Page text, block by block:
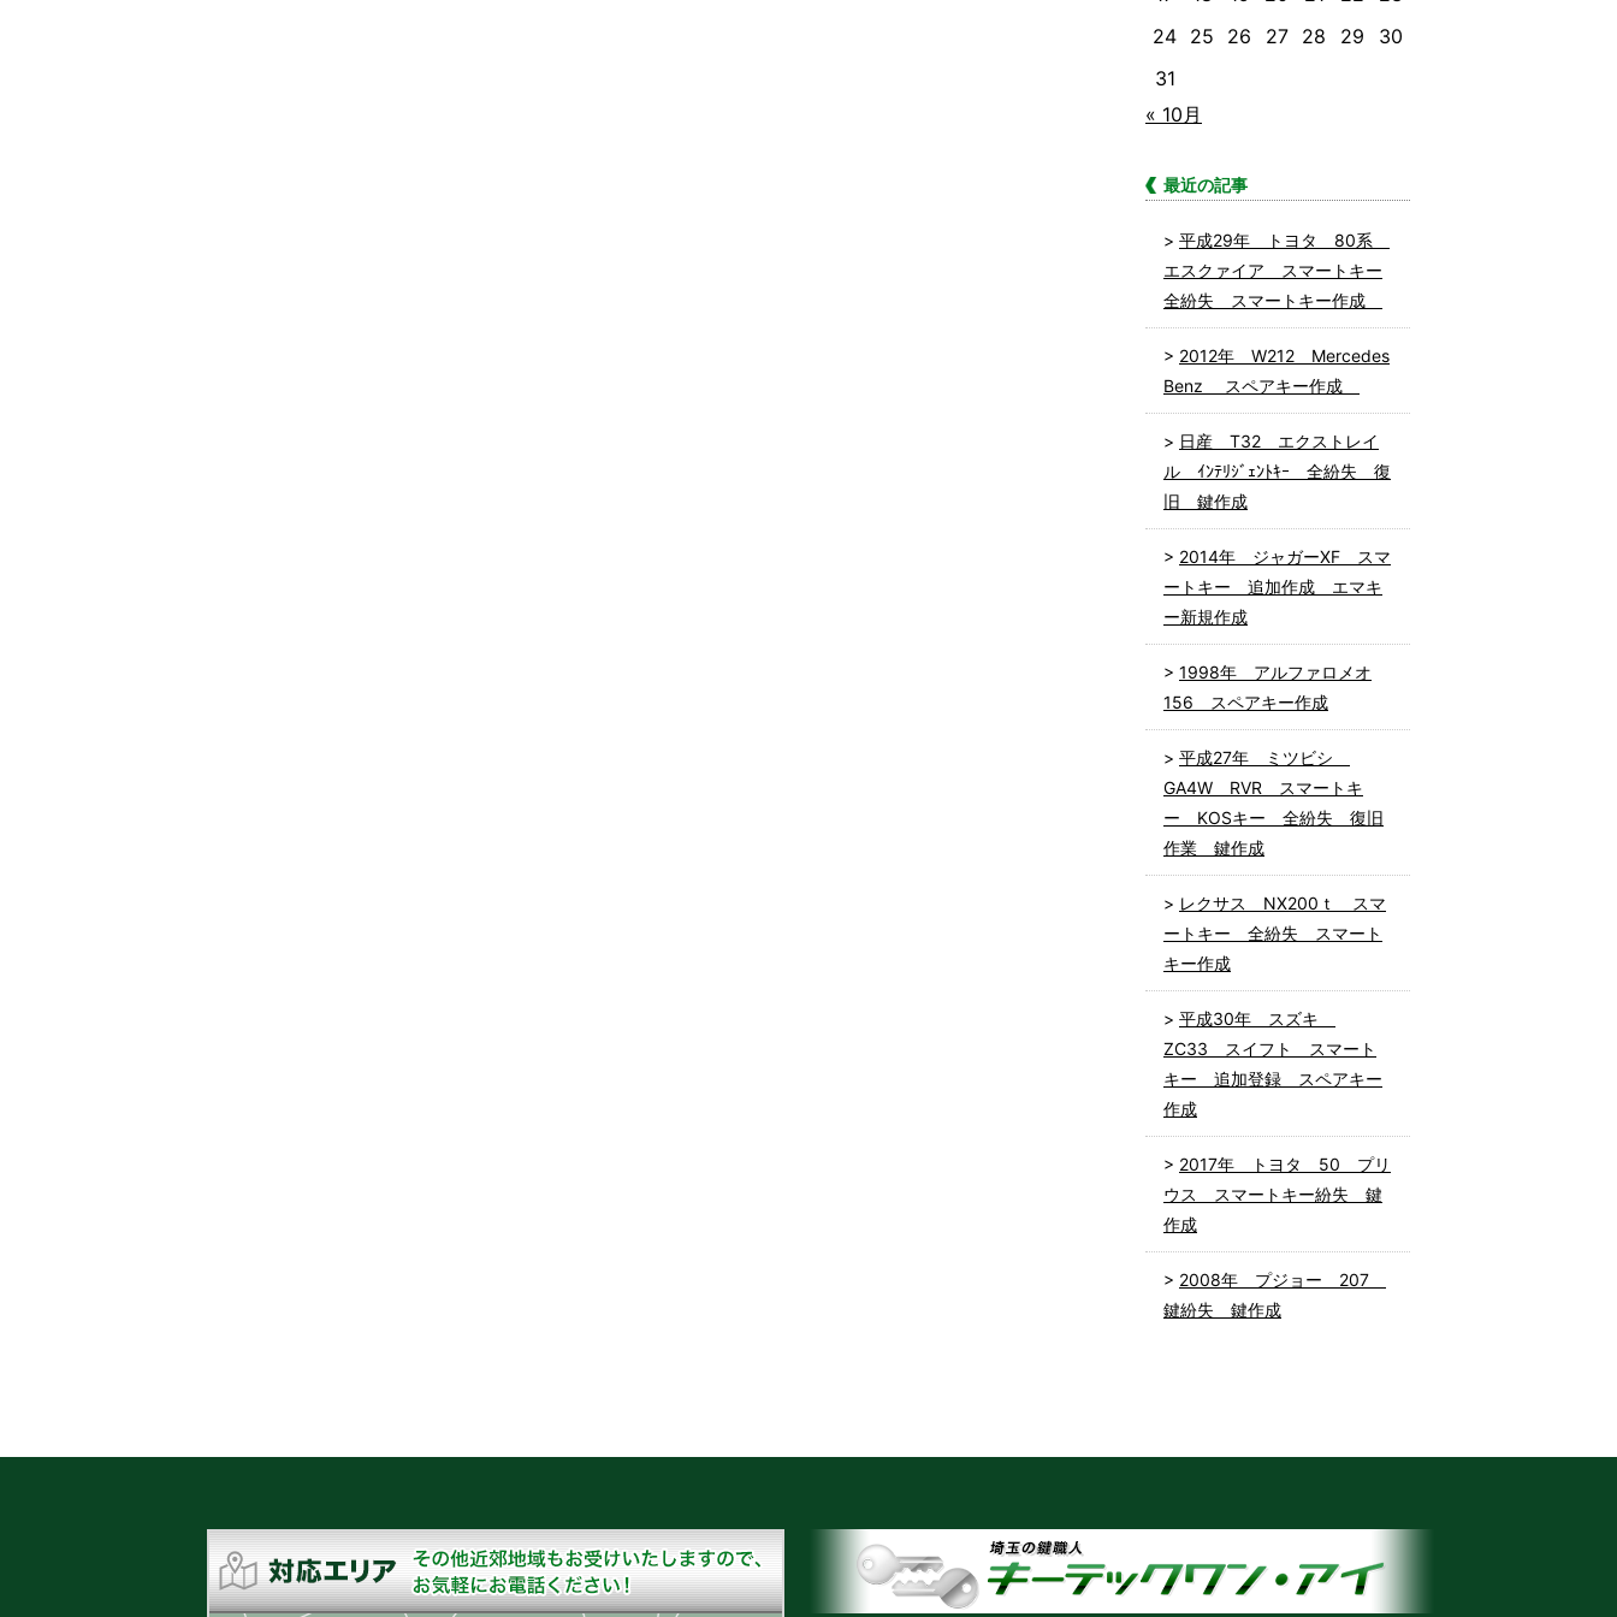
24 25 26 27 28 29
30
31
« 10月
最近の記事
平成29年 トヨタ 80系
エスクァイア スマートキー
全紛失 スマートキー作成
2012年 W212 Mercedes
Benz スペアキー作成
日産 T32 エクストレイ
ル ｲﾝﾃﾘｼﾞｪﾝﾄｷｰ 全紛失 復
旧 鍵作成
2014年 ジャガーXF スマ
ートキー 追加作成 エマキ
ー新規作成
1998年 アルファロメオ
156 スペアキー作成
平成27年 ミツビシ
GA4W RVR スマートキ
ー KOSキー 全紛失 復旧
作業 鍵作成
レクサス NX200ｔ スマ
ートキー 全紛失 スマート
キー作成
平成30年 スズキ
ZC33 スイフト スマート
キー 追加登録 スペアキー
作成
2017年 トヨタ 50 プリ
ウス スマートキー紛失 鍵
作成
2008年 プジョー 207
鍵紛失 鍵作成